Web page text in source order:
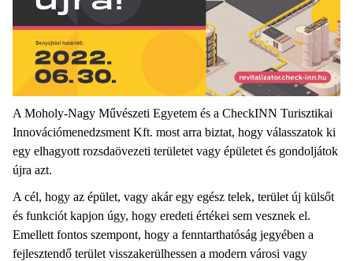
A Moholy-Nagy Művészeti Egyetem és a CheckINN Turisztikai
Innovációmenedzsment Kft. most arra biztat, hogy válasszatok ki
egy elhagyott rozsdaövezeti területet vagy épületet és gondoljátok
újra azt.
A cél, hogy az épület, vagy akár egy egész telek, terület új külsőt
és funkciót kapjon úgy, hogy eredeti értékei sem vesznek el.
Emellett fontos szempont, hogy a fenntarthatóság jegyében a
fejlesztendő terület visszakerülhessen a modern városi vagy